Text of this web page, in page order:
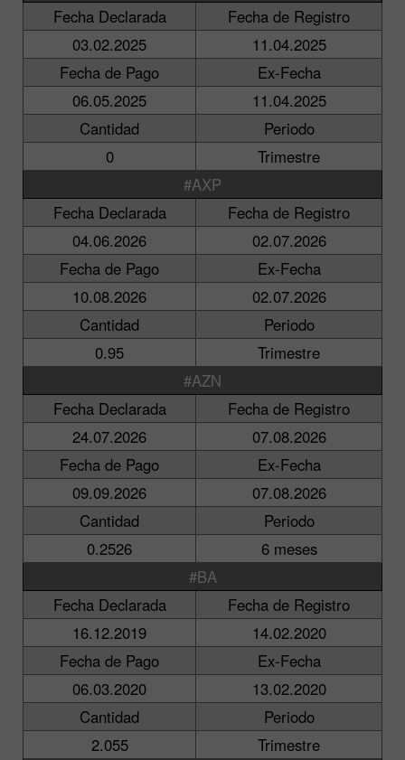
Fecha Declarada
Fecha de Registro
03.02.2025
11.04.2025
Fecha de Pago
Ex-Fecha
06.05.2025
11.04.2025
Cantidad
Periodo
0
Trimestre
#AXP
Fecha Declarada
Fecha de Registro
04.06.2026
02.07.2026
Fecha de Pago
Ex-Fecha
10.08.2026
02.07.2026
Cantidad
Periodo
0.95
Trimestre
#AZN
Fecha Declarada
Fecha de Registro
24.07.2026
07.08.2026
Fecha de Pago
Ex-Fecha
09.09.2026
07.08.2026
Cantidad
Periodo
0.2526
6 meses
#BA
Fecha Declarada
Fecha de Registro
16.12.2019
14.02.2020
Fecha de Pago
Ex-Fecha
06.03.2020
13.02.2020
Cantidad
Periodo
2.055
Trimestre